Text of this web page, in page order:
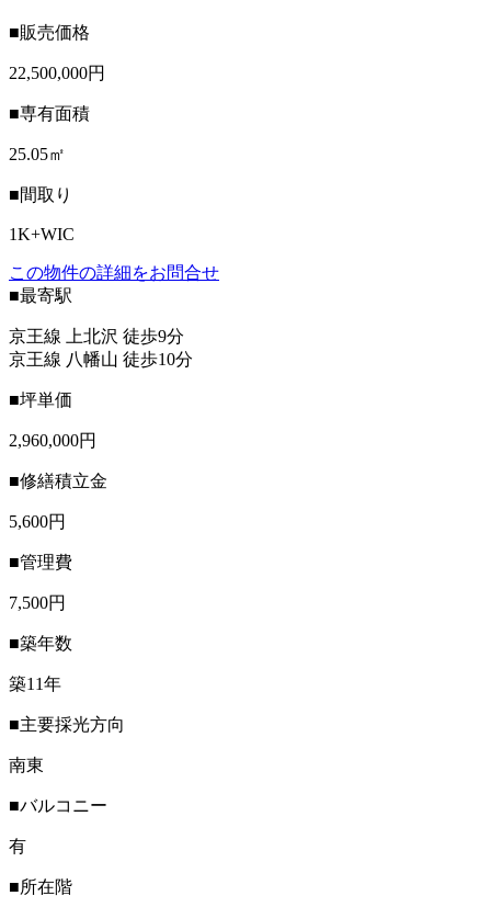
■販売価格
22,500,000円
■専有面積
25.05㎡
■間取り
1K+WIC
この物件の詳細をお問合せ
■最寄駅
京王線 上北沢 徒歩9分
京王線 八幡山 徒歩10分
■坪単価
2,960,000円
■修繕積立金
5,600円
■管理費
7,500円
■築年数
築11年
■主要採光方向
南東
■バルコニー
有
■所在階